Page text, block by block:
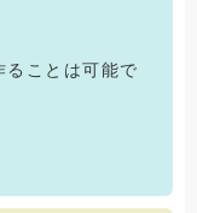
ことは可能で